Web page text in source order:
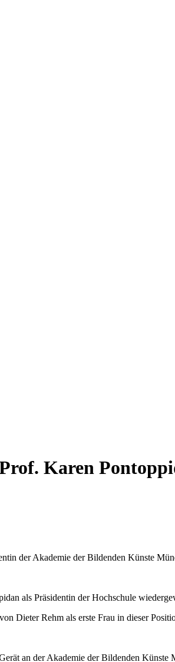
Karen
der Akademie der Bildenden Künste
als Präsidentin der Hochschule
Dieter Rehm als erste Frau in dieser
an der Akademie der Bildenden Künste